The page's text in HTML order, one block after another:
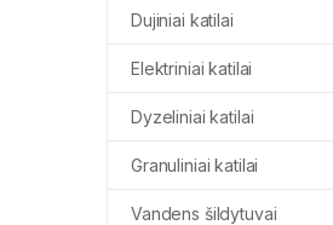
Dujiniai katilai
Elektriniai katilai
Dyzeliniai katilai
Granuliniai katilai
Vandens šildytuvai